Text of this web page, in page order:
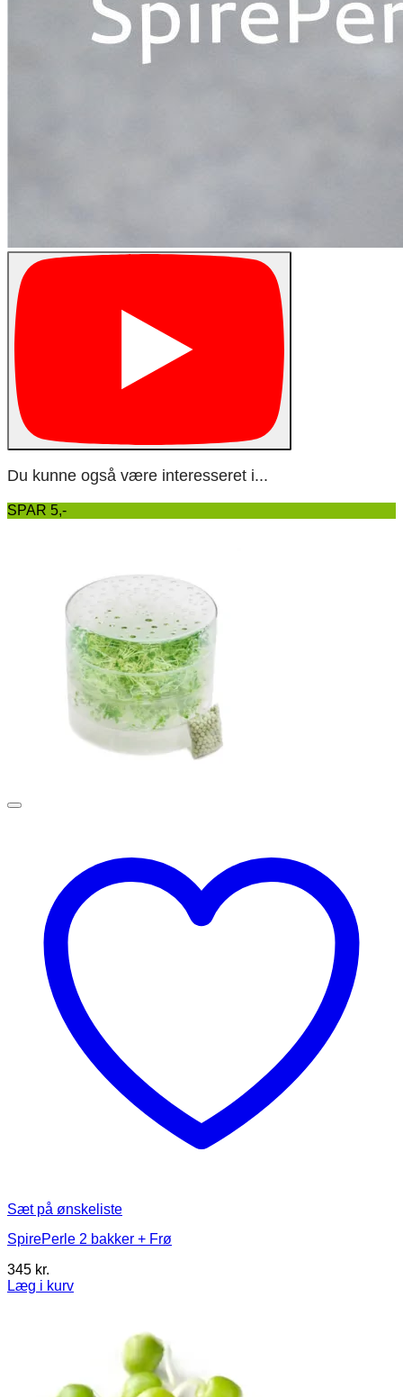
Du kunne også være interesseret i...
SPAR 5,-
Sæt på ønskeliste
SpirePerle 2 bakker + Frø
345 kr.
Læg i kurv
Mulighederne